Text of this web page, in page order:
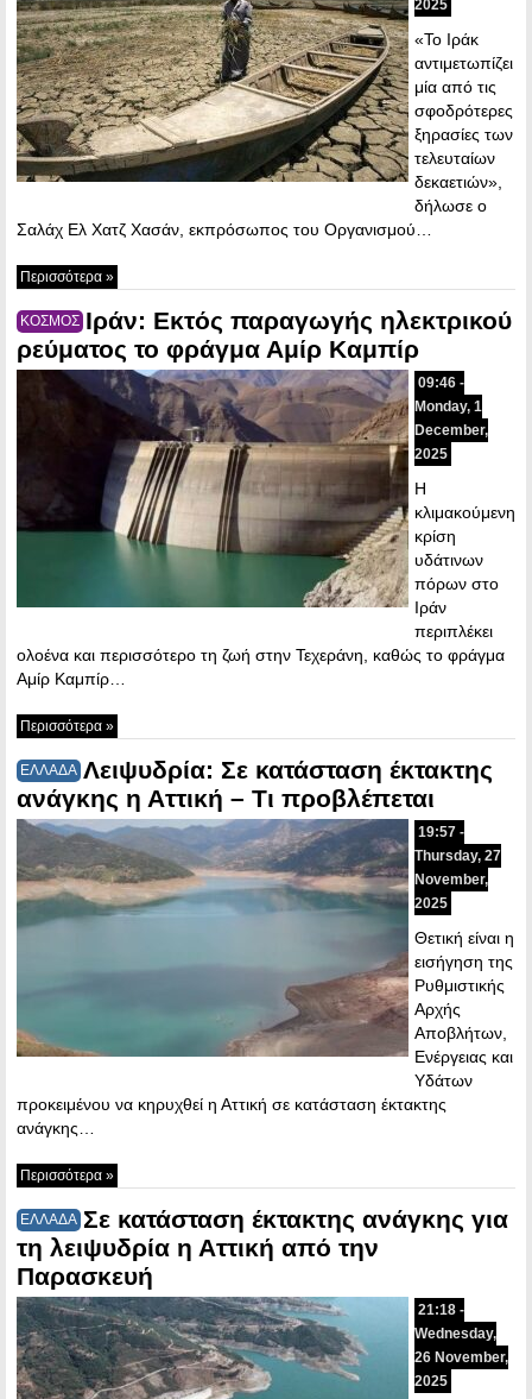
2025
«Το Ιράκ
αντιμετωπίζει
μία από τις
σφοδρότερες
ξηρασίες των
τελευταίων
δεκαετιών»,
δήλωσε ο
Σαλάχ Ελ Χατζ Χασάν, εκπρόσωπος του Οργανισμού…
Περισσότερα »
ΚΟΣΜΟΣ Ιράν: Εκτός παραγωγής ηλεκτρικού
ρεύματος το φράγμα Αμίρ Καμπίρ
09:46 -
Monday, 1
December,
2025
Η
κλιμακούμενη
κρίση
υδάτινων
πόρων στο
Ιράν
περιπλέκει
ολοένα και περισσότερο τη ζωή στην Τεχεράνη, καθώς το φράγμα
Αμίρ Καμπίρ…
Περισσότερα »
ΕΛΛΑΔΑ Λειψυδρία: Σε κατάσταση έκτακτης
ανάγκης η Αττική – Τι προβλέπεται
19:57 -
Thursday, 27
November,
2025
Θετική είναι η
εισήγηση της
Ρυθμιστικής
Αρχής
Αποβλήτων,
Ενέργειας και
Υδάτων
προκειμένου να κηρυχθεί η Αττική σε κατάσταση έκτακτης
ανάγκης…
Περισσότερα »
ΕΛΛΑΔΑ Σε κατάσταση έκτακτης ανάγκης για
τη λειψυδρία η Αττική από την
Παρασκευή
21:18 -
Wednesday,
26 November,
2025